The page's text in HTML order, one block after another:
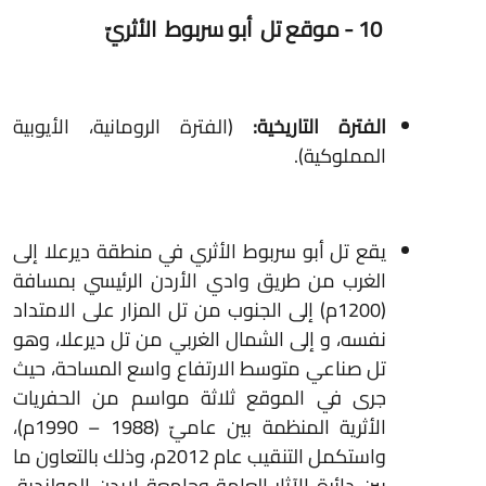
10 - موقع تل أبو سربوط الأثريّ
الفترة التاريخية: (الفترة الرومانية، الأيوبية
المملوكية).
يقع تل أبو سربوط الأثري في منطقة ديرعلا إلى
الغرب من طريق وادي الأردن الرئيسي بمسافة
(1200م) إلى الجنوب من تل المزار على الامتداد
نفسه، و إلى الشمال الغربي من تل ديرعلا، وهو
تل صناعي متوسط الارتفاع واسع المساحة، حيث
جرى في الموقع ثلاثة مواسم من الحفريات
الأثرية المنظمة بين عاميّ (1988 – 1990م)،
واستكمل التنقيب عام 2012م، وذلك بالتعاون ما